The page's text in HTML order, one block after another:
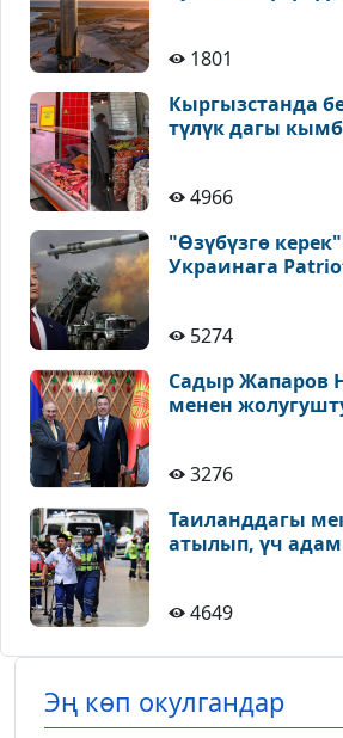
1801
Кыргызстанда
түлүк дагы
4966
"Өзүбүзгө
Украинага
5274
Садыр Жапаров
менен
3276
Таиланддагы
атылып, үч адам
4649
Эң көп окулгандар